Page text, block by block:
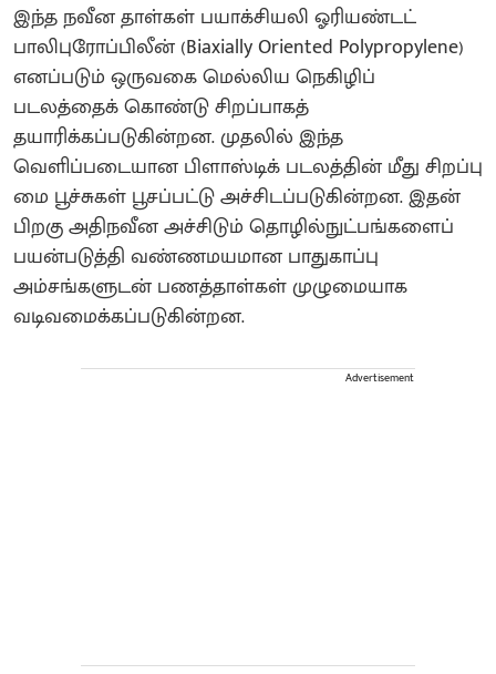
இந்த நவீன தாள்கள் பயாக்சியலி ஓரியண்டட்
பாலிபுரோப்பிலீன் (Biaxially Oriented Polypropylene)
எனப்படும் ஒருவகை மெல்லிய நெகிழிப்
படலத்தைக் கொண்டு சிறப்பாகத்
தயாரிக்கப்படுகின்றன. முதலில் இந்த
வெளிப்படையான பிளாஸ்டிக் படலத்தின் மீது சிறப்பு
மை பூச்சுகள் பூசப்பட்டு அச்சிடப்படுகின்றன. இதன்
பிறகு அதிநவீன அச்சிடும் தொழில்நுட்பங்களைப்
பயன்படுத்தி வண்ணமயமான பாதுகாப்பு
அம்சங்களுடன் பணத்தாள்கள் முழுமையாக
வடிவமைக்கப்படுகின்றன.
Advertisement